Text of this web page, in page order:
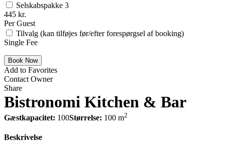
Selskabspakke 3
445 kr.
Per Guest
Tilvalg (kan tilføjes før/efter forespørgsel af booking)
Single Fee
Add to Favorites
Contact Owner
Share
Bistronomi Kitchen & Bar
Gæstkapacitet: 100Størrelse: 100 m2
Beskrivelse